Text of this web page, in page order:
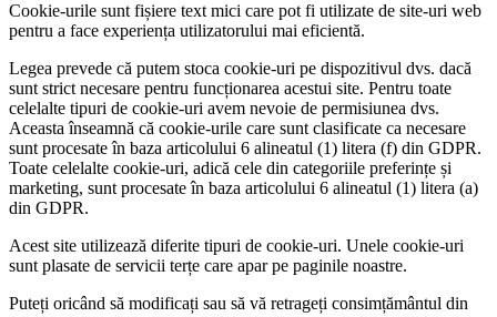
Cookie-urile sunt fișiere text mici care pot fi utilizate de site-uri web
pentru a face experiența utilizatorului mai eficientă.
Legea prevede că putem stoca cookie-uri pe dispozitivul dvs. dacă
sunt strict necesare pentru funcționarea acestui site. Pentru toate
celelalte tipuri de cookie-uri avem nevoie de permisiunea dvs.
Aceasta înseamnă că cookie-urile care sunt clasificate ca necesare
sunt procesate în baza articolului 6 alineatul (1) litera (f) din GDPR.
Toate celelalte cookie-uri, adică cele din categoriile preferințe și
marketing, sunt procesate în baza articolului 6 alineatul (1) litera (a)
din GDPR.
Acest site utilizează diferite tipuri de cookie-uri. Unele cookie-uri
sunt plasate de servicii terțe care apar pe paginile noastre.
Puteți oricând să modificați sau să vă retrageți consimțământul din